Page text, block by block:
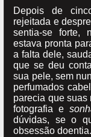
Depois de
rejeitada e
sentia-se forte,
estava pronta
a falta dele,
que se deu
sua pele, sem
perfumados
parecia que suas
fotografia e
dúvidas, se o
obsessão doentia.